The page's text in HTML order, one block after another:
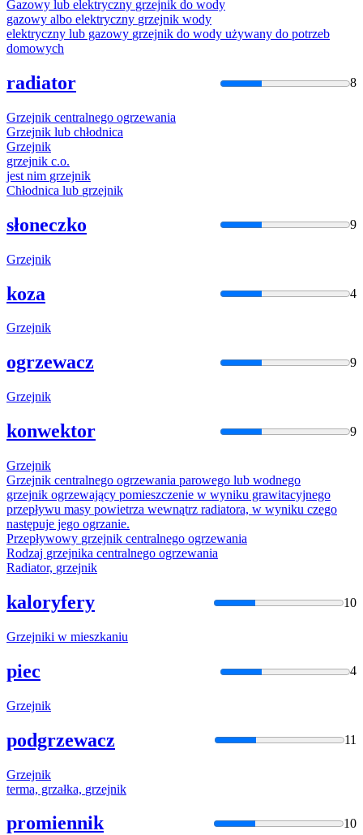
Gazowy lub elektryczny grzejnik do wody
gazowy albo elektryczny grzejnik wody
elektryczny lub gazowy grzejnik do wody używany do potrzeb
domowych
radiator 8
Grzejnik centralnego ogrzewania
Grzejnik lub chłodnica
Grzejnik
grzejnik c.o.
jest nim grzejnik
Chłodnica lub grzejnik
słoneczko 9
Grzejnik
koza 4
Grzejnik
ogrzewacz 9
Grzejnik
konwektor 9
Grzejnik
Grzejnik centralnego ogrzewania parowego lub wodnego
grzejnik ogrzewający pomieszczenie w wyniku grawitacyjnego
przepływu masy powietrza wewnątrz radiatora, w wyniku czego
następuje jego ogrzanie.
Przepływowy grzejnik centralnego ogrzewania
Rodzaj grzejnika centralnego ogrzewania
Radiator, grzejnik
kaloryfery 10
Grzejniki w mieszkaniu
piec 4
Grzejnik
podgrzewacz 11
Grzejnik
terma, grzałka, grzejnik
promiennik 10